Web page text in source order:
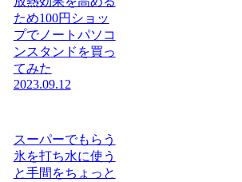
ため100円ショッ
プでノートパソコ
ンスタンドを買っ
てみた
2023.09.12
スーパーでもらう
氷を打ち水に使う
と手間をちょっと